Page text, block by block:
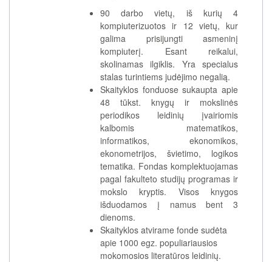
90 darbo vietų, iš kurių 4
kompiuterizuotos ir 12 vietų, kur
galima prisijungti asmeninį
kompiuterį. Esant reikalui,
skolinamas ilgiklis. Yra specialus
stalas turintiems judėjimo negalią.
Skaityklos fonduose sukaupta apie
48 tūkst. knygų ir mokslinės
periodikos leidinių įvairiomis
kalbomis matematikos,
informatikos, ekonomikos,
ekonometrijos, švietimo, logikos
tematika. Fondas komplektuojamas
pagal fakulteto studijų programas ir
mokslo kryptis. Visos knygos
išduodamos į namus bent 3
dienoms.
Skaityklos atvirame fonde sudėta
apie 1000 egz. populiariausios
mokomosios literatūros leidinių.